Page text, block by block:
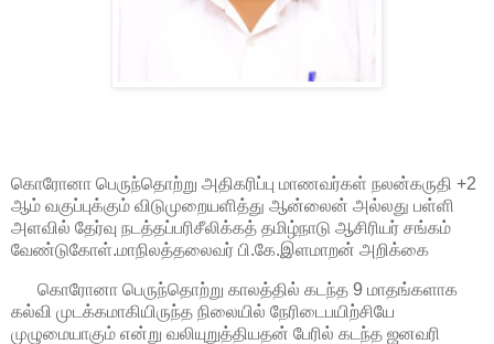
கொரோனா பெருந்தொற்று அதிகரிப்பு மாணவர்கள் நலன்கருதி +2
ஆம் வகுப்புக்கும் விடுமுறையளித்து ஆன்லைன் அல்லது பள்ளி
அளவில் தேர்வு நடத்தப்பரிசீலிக்கத் தமிழ்நாடு ஆசிரியர் சங்கம்
வேண்டுகோள்.மாநிலத்தலைவர் பி.கே.இளமாறன் அறிக்கை
கொரோனா பெருந்தொற்று காலத்தில் கடந்த 9 மாதங்களாக
கல்வி முடக்கமாகியிருந்த நிலையில் நேரிடைபயிற்சியே
முழுமையாகும் என்று வலியுறுத்தியதன் பேரில் கடந்த ஜனவரி